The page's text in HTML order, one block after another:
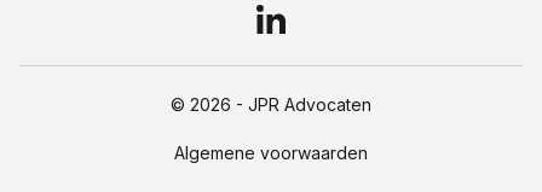
© 2026 - JPR Advocaten
Algemene voorwaarden